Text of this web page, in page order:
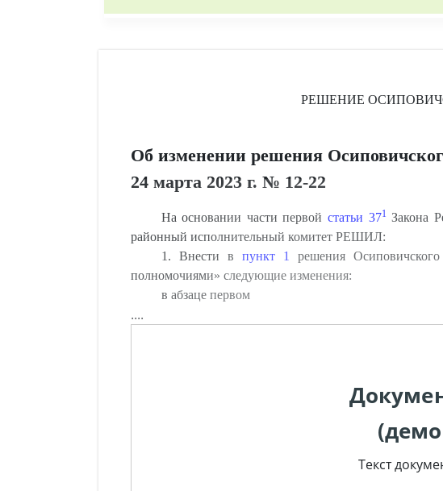
РЕШЕНИЕ
Об изменении решения
24 марта 2023 г. № 12-22
На основании части первойстатьи 371 Закона
районный исполнительный комитет РЕШИЛ:
1. Внести в пункт 1
решения
полномочиями» следующие изменения:
в абзаце первом
....
Текст